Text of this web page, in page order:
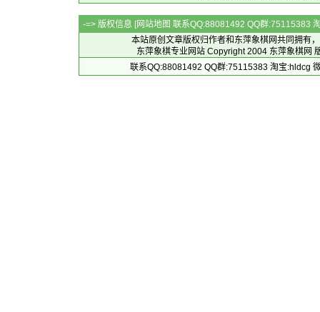
-=> 版权信息 [网站地图 联系QQ:88081492 QQ群:75115383
本站原创文章版权归作者和 东萍象棋网共同拥有
东萍象棋专业网站 Copyright 2004 东萍象棋网
联系QQ:88081492 QQ群:75115383 淘宝:hldcg